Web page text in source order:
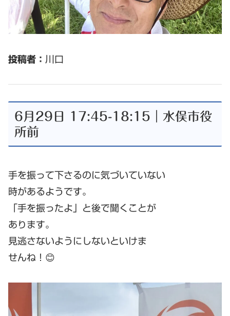
投稿者： 川口
6月29日 17:45-18:15｜水俣市役
所前
手を振って下さるのに気づいていない
時があるようです。
「手を振ったよ」と後で聞くことが
あります。
見逃さないようにしないといけま
せんね！😊